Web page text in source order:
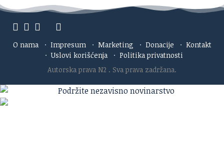
O nama · Impresum · Marketing · Donacije · Kontakt
· Uslovi korišćenja · Politika privatnosti
Autorska prava N2 . Sva prava zadržana.